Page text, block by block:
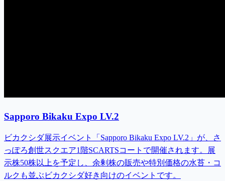
Sapporo Bikaku Expo LV.2
ビカクシダ展示イベント「Sapporo Bikaku Expo LV.2」が、さ
っぽろ創世スクエア1階SCARTSコートで開催されます。展
示株50株以上を予定し、余剰株の販売や特別価格の水苔・コ
ルクも並ぶビカクシダ好き向けのイベントです。